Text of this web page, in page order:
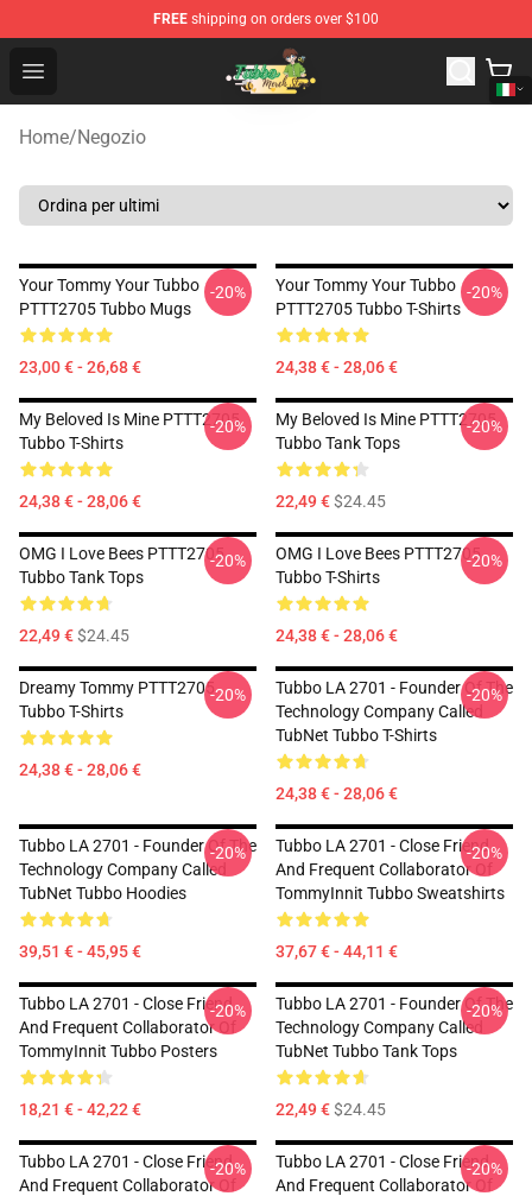
FREE shipping on orders over $100
Open menu
Tubbo Store - Official Tubbo Merchandise Shop
Home/Negozio
Your Tommy Your Tubbo
PTTT2705 Tubbo Mugs
23,00 € - 26,68 €
-20%
Your Tommy Your Tubbo
PTTT2705 Tubbo T-Shirts
24,38 € - 28,06 €
-20%
My Beloved Is Mine PTTT2705
Tubbo T-Shirts
24,38 € - 28,06 €
-20%
My Beloved Is Mine PTTT2705
Tubbo Tank Tops
22,49 €$24.45
-20%
OMG I Love Bees PTTT2705
Tubbo Tank Tops
22,49 €$24.45
-20%
OMG I Love Bees PTTT2705
Tubbo T-Shirts
24,38 € - 28,06 €
-20%
Dreamy Tommy PTTT2705
Tubbo T-Shirts
24,38 € - 28,06 €
-20%
Tubbo LA 2701 - Founder Of The
Technology Company Called
TubNet Tubbo T-Shirts
24,38 € - 28,06 €
-20%
Tubbo LA 2701 - Founder Of The
Technology Company Called
TubNet Tubbo Hoodies
39,51 € - 45,95 €
-20%
Tubbo LA 2701 - Close Friend
And Frequent Collaborator Of
TommyInnit Tubbo Sweatshirts
37,67 € - 44,11 €
-20%
Tubbo LA 2701 - Close Friend
And Frequent Collaborator Of
TommyInnit Tubbo Posters
18,21 € - 42,22 €
-20%
Tubbo LA 2701 - Founder Of The
Technology Company Called
TubNet Tubbo Tank Tops
22,49 €$24.45
-20%
Tubbo LA 2701 - Close Friend
And Frequent Collaborator Of
-20%
Tubbo LA 2701 - Close Friend
And Frequent Collaborator Of
-20%